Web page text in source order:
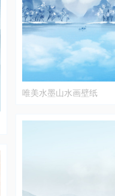
唯美水墨山水画壁纸